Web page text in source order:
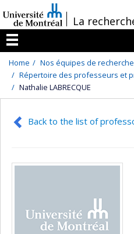
au
contenu
/La
Menu
Home
Nos équipes de recherche
Répertoire des professeurs et
Nathalie LABRECQUE
Back to the list of